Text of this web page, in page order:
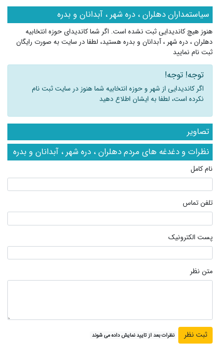
سیاستمداران دهلران ، دره شهر ، آبدانان و بدره
هنوز هیچ کاندیدایی ثبت نشده است. اگر شما کاندیدای حوزه انتخابیه
دهلران ، دره شهر ، آبدانان و بدره هستید، لطفا در سایت به صورت رایگان
ثبت نام نمایید
توجه! توجه!
اگر کاندیدایی از شهر و حوزه انتخابیه شما هنوز در سایت ثبت نام
نکرده است، لطفا به ایشان اطلاع دهید
تصاویر
نظرات و دغدغه های مردم دهلران ، دره شهر ، آبدانان و بدره
نام کامل
تلفن تماس
پست الکترونیک
متن نظر
نظرات بعد از تایید نمایش داده می شوند